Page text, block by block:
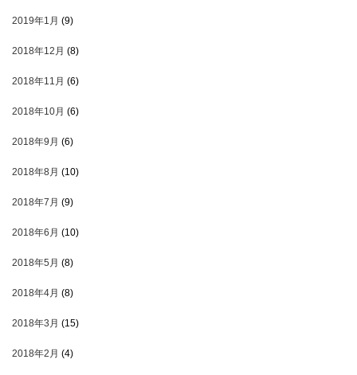
2019年1月 (9)
2018年12月 (8)
2018年11月 (6)
2018年10月 (6)
2018年9月 (6)
2018年8月 (10)
2018年7月 (9)
2018年6月 (10)
2018年5月 (8)
2018年4月 (8)
2018年3月 (15)
2018年2月 (4)